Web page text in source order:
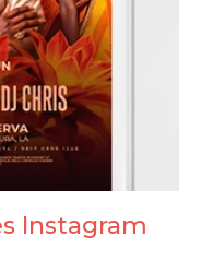
Instagram